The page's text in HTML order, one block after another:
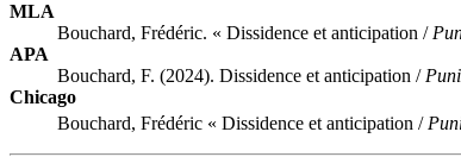
MLA
Bouchard, Frédéric. « Dissidence et anticipation /
APA
Bouchard, F. (2024). Dissidence et anticipation /
Chicago
Bouchard, Frédéric « Dissidence et anticipation /